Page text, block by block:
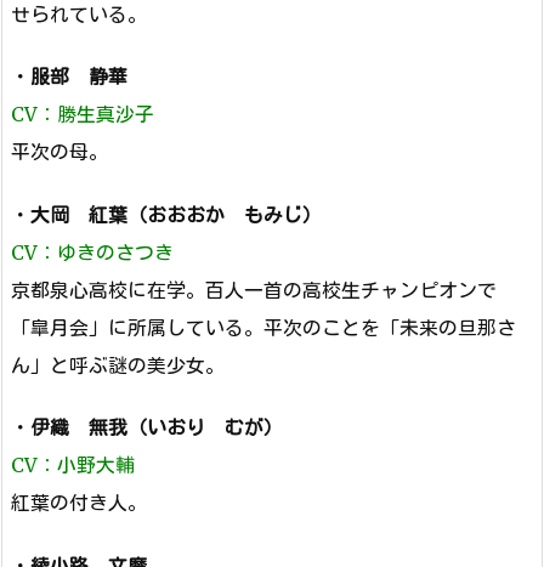
せられている。
・ 服部 静華
CV：勝生真沙子
平次の母。
・ 大岡 紅葉（おおおか もみじ）
CV：ゆきのさつき
京都泉心高校に在学。百人一首の高校生チャンピオンで
「皐月会」に所属している。平次のことを「未来の旦那さ
ん」と呼ぶ謎の美少女。
・ 伊織 無我（いおり むが）
CV：小野大輔
紅葉の付き人。